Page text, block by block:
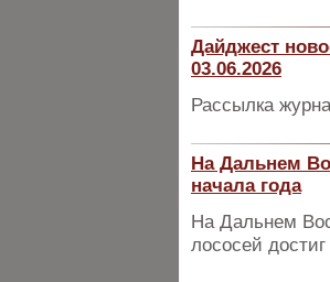
Дайджест
03.06.2026
Рассылка
На Дальнем
начала года
На Дальнем
лососей